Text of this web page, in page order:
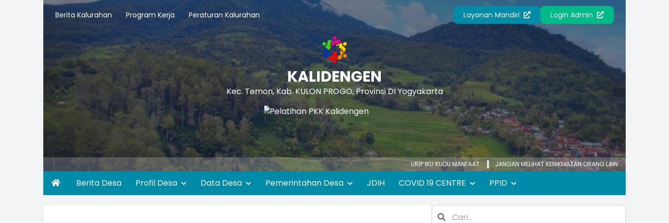
Berita Kalurahan Program Kerja Peraturan Kalurahan Layanan Mandiri Login Admin
KALIDENGEN
Kec. Temon, Kab. KULON PROGO, Provinsi DI Yogyakarta
URIP IKU KUDU MANFAAT JANGAN MELIHAT KENIKMATAN ORANG LAIN KECEMASAN YANG
Berita Desa Profil Desa Data Desa Pemerintahan Desa JDIH COVID 19 CENTRE PPID